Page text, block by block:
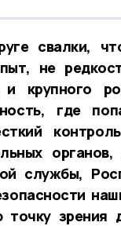
свалки,
не
крупного
где
органов,
службы,
точку зрения